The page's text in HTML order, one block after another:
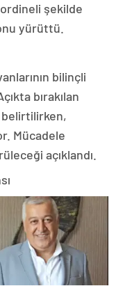
şekilde
yürüttü.
bilinçli
bırakılan
belirtilirken,
Mücadele
açıklandı.